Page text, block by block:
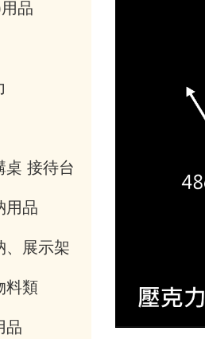
品
桌 接待台
用品
、展示架
料類
品